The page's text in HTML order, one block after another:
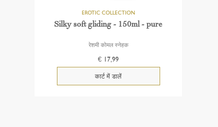
Silky soft gliding - 150ml - pure
रेशमी कोमल स्नेहक
€ 17,99